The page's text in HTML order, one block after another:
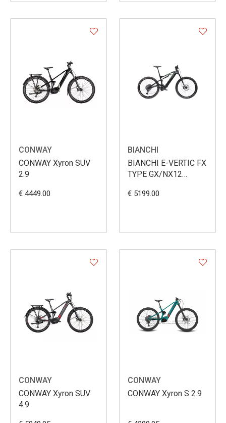
CONWAY
CONWAY Xyron SUV
2.9
€ 4449.00
BIANCHI
BIANCHI E-VERTIC FX
TYPE GX/NX12
€ 5199.00
CONWAY
CONWAY Xyron SUV
4.9
CONWAY
CONWAY Xyron S 2.9